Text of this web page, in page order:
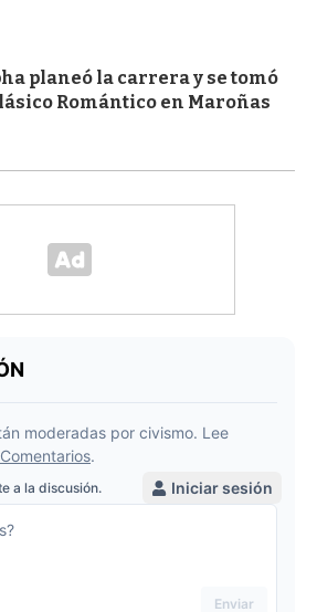
planeó la carrera y se tomó
Romántico en Maroñas